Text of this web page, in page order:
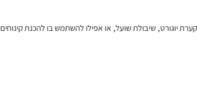
יוגורט, שיבולת שועל, או אפילו להשתמש בו להכנת קינוחים